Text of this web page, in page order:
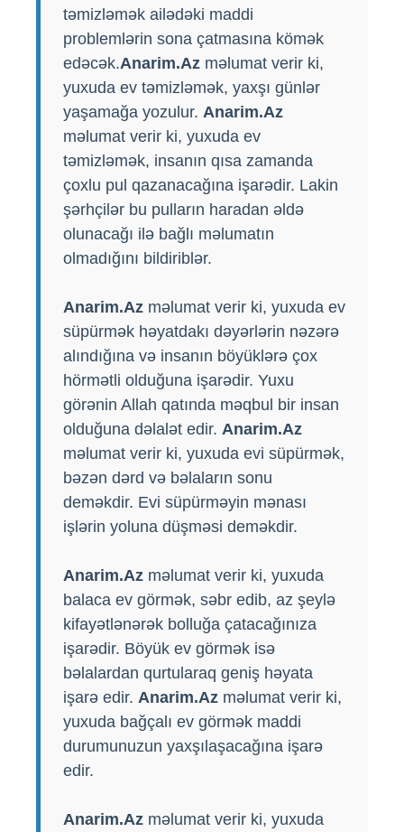
təmizləmək ailədəki maddi
problemlərin sona çatmasına kömək
edəcək.Anarim.Az məlumat verir ki,
yuxuda ev təmizləmək, yaxşı günlər
yaşamağa yozulur. Anarim.Az
məlumat verir ki, yuxuda ev
təmizləmək, insanın qısa zamanda
çoxlu pul qazanacağına işarədir. Lakin
şərhçilər bu pulların haradan əldə
olunacağı ilə bağlı məlumatın
olmadığını bildiriblər.
Anarim.Az məlumat verir ki, yuxuda ev
süpürmək həyatdakı dəyərlərin nəzərə
alındığına və insanın böyüklərə çox
hörmətli olduğuna işarədir. Yuxu
görənin Allah qatında məqbul bir insan
olduğuna dəlalət edir. Anarim.Az
məlumat verir ki, yuxuda evi süpürmək,
bəzən dərd və bəlaların sonu
deməkdir. Evi süpürməyin mənası
işlərin yoluna düşməsi deməkdir.
Anarim.Az məlumat verir ki, yuxuda
balaca ev görmək, səbr edib, az şeylə
kifayətlənərək bolluğa çatacağınıza
işarədir. Böyük ev görmək isə
bəlalardan qurtularaq geniş həyata
işarə edir. Anarim.Az məlumat verir ki,
yuxuda bağçalı ev görmək maddi
durumunuzun yaxşılaşacağına işarə
edir.
Anarim.Az məlumat verir ki, yuxuda